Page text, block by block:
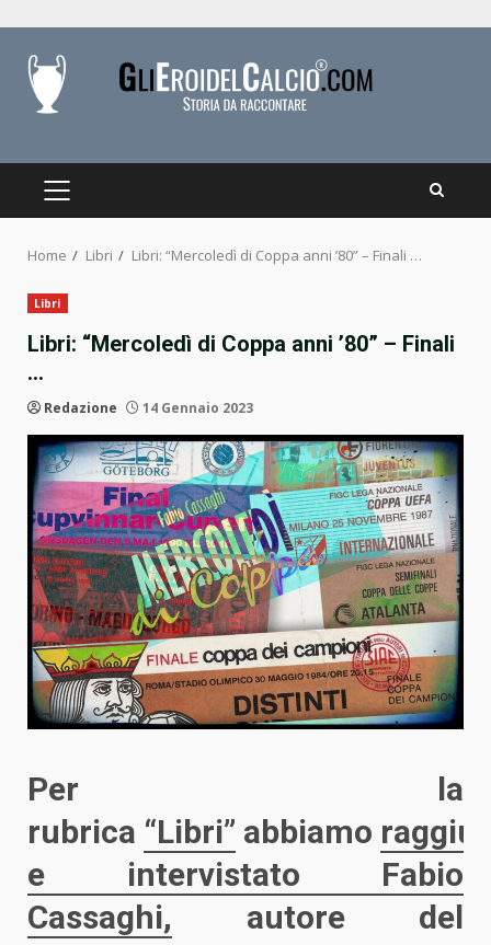
content
PRIMARY
Home Libri Libri: “Mercoledì di Coppa anni ’80” – Finali …
Libri
Libri: “Mercoledì di Coppa anni ’80” – Finali
…
Redazione 14 Gennaio 2023
Per la
rubrica “Libri” abbiamo
e intervistato Fabio
Cassaghi, autore del